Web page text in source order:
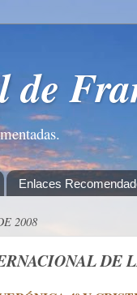
Enlaces
2008
DE